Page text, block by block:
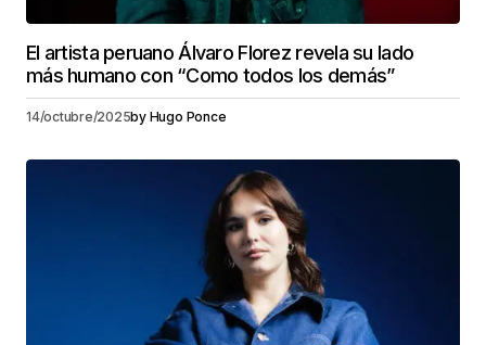
El artista peruano Álvaro Florez revela su lado
más humano con “Como todos los demás”
14/octubre/2025by Hugo Ponce